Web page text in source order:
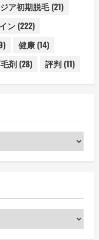
ア初期脱毛(21)
ン (222)
健康 (14)
剤 (28) 評判 (11)